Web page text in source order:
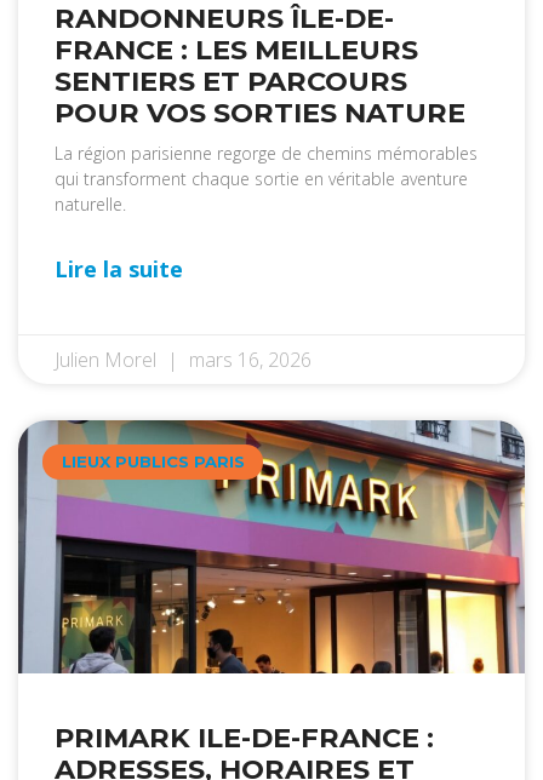
RANDONNEURS ÎLE-DE-
FRANCE : LES MEILLEURS
SENTIERS ET PARCOURS
POUR VOS SORTIES NATURE
La région parisienne regorge de chemins mémorables
qui transforment chaque sortie en véritable aventure
naturelle.
Lire la suite
Julien Morel mars 16, 2026
LIEUX PUBLICS PARIS
PRIMARK ILE-DE-FRANCE :
ADRESSES, HORAIRES ET